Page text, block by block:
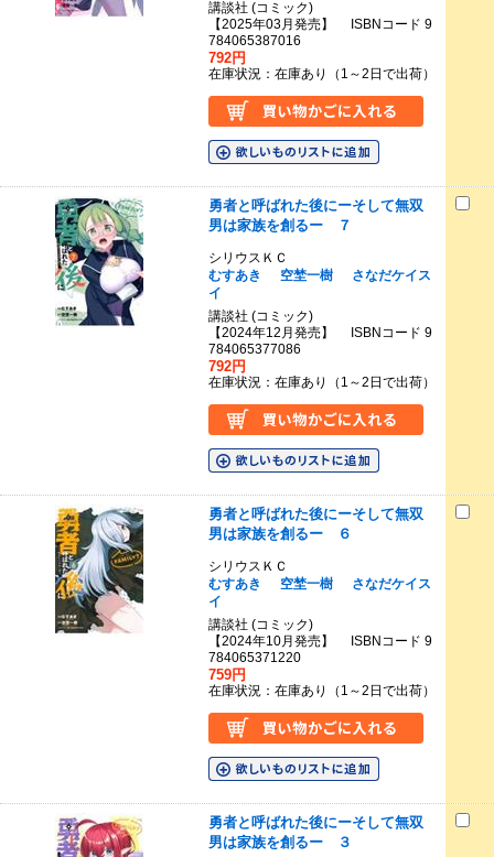
講談社 (コミック)
【2025年03月発売】 ISBNコード 9
784065387016
792円
在庫状況：在庫あり（1～2日で出荷）
勇者と呼ばれた後にーそして無双
男は家族を創るー ７
シリウスＫＣ
むすあき
空埜一樹
さなだケイス
イ
講談社 (コミック)
【2024年12月発売】 ISBNコード 9
784065377086
792円
在庫状況：在庫あり（1～2日で出荷）
勇者と呼ばれた後にーそして無双
男は家族を創るー ６
シリウスＫＣ
むすあき
空埜一樹
さなだケイス
イ
講談社 (コミック)
【2024年10月発売】 ISBNコード 9
784065371220
759円
在庫状況：在庫あり（1～2日で出荷）
勇者と呼ばれた後にーそして無双
男は家族を創るー ３